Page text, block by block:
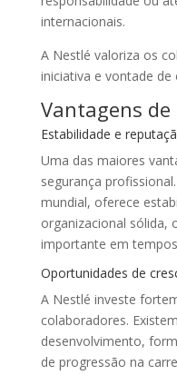
internacionais.
A Nestlé valoriza os
iniciativa e vontade de
Vantagens
Estabilidade e
Uma das maiores
segurança
mundial, oferece
organizacional sólida,
importante em
Oportunidades de
A Nestlé investe
colaboradores.
desenvolvimento,
de progressão na